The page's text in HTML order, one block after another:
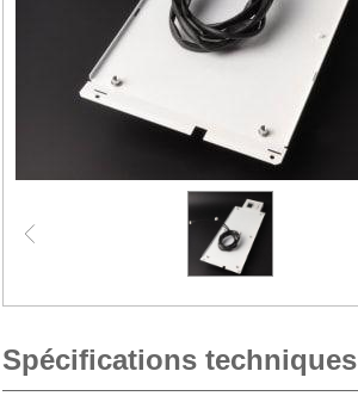
Spécifications techniques